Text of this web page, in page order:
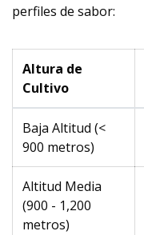
perfiles de sabor:
Altura de
Cultivo
Baja Altitud (<
900 metros)
Altitud Media
(900 - 1,200
metros)